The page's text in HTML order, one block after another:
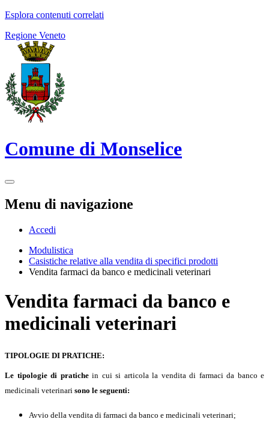
Esplora contenuti correlati
Regione Veneto
Comune di Monselice
Menu di navigazione
Accedi
Modulistica
Casistiche relative alla vendita di specifici prodotti
Vendita farmaci da banco e medicinali veterinari
Vendita farmaci da banco e
medicinali veterinari
TIPOLOGIE DI PRATICHE:
Le tipologie di pratiche in cui si articola la vendita di farmaci da banco e
medicinali veterinari sono le seguenti:
Avvio della vendita di farmaci da banco e medicinali veterinari;